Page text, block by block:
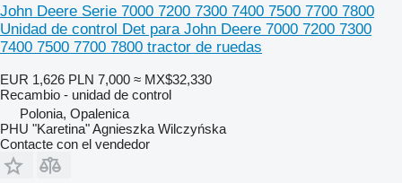
John Deere Serie 7000 7200 7300 7400 7500 7700 7800
Unidad de control Det para John Deere 7000 7200 7300
7400 7500 7700 7800 tractor de ruedas
EUR 1,626 PLN 7,000 ≈ MX$32,330
Recambio - unidad de control
Polonia, Opalenica
PHU "Karetina" Agnieszka Wilczyńska
Contacte con el vendedor